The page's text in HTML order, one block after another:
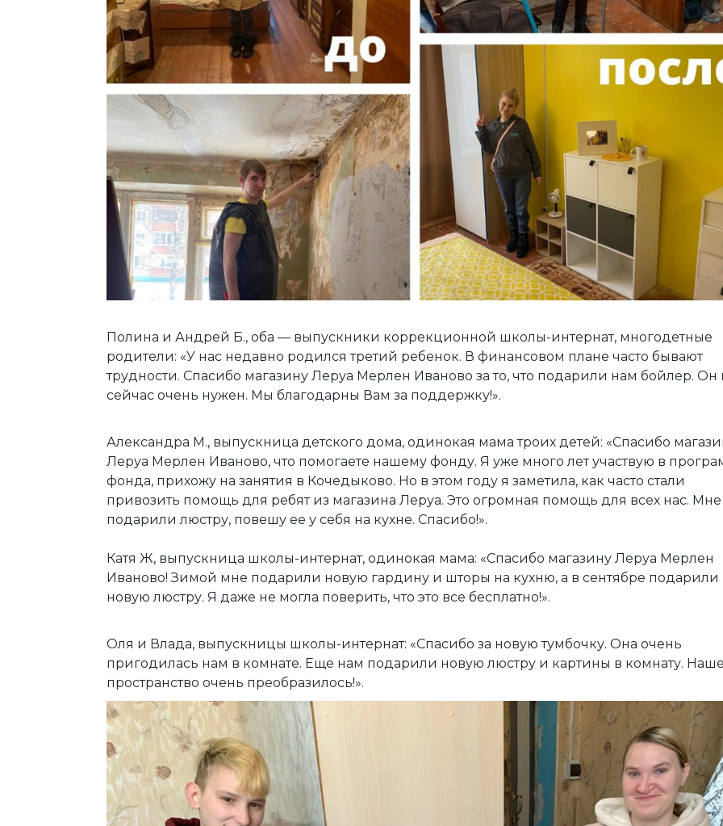
Полина и Андрей Б., оба — выпускники коррекционной школы-интернат, многодетные
родители: «У нас недавно родился третий ребенок. В финансовом плане часто бывают
трудности. Спасибо магазину Леруа Мерлен Иваново за то, что подарили нам бойлер. Он
сейчас очень нужен. Мы благодарны Вам за поддержку!».
Александра М., выпускница детского дома, одинокая мама троих детей: «Спасибо
Леруа Мерлен Иваново, что помогаете нашему фонду. Я уже много лет участвую в
фонда, прихожу на занятия в Кочедыково. Но в этом году я заметила, как часто стали
привозить помощь для ребят из магазина Леруа. Это огромная помощь для всех нас. Мне
подарили люстру, повешу ее у себя на кухне. Спасибо!».
Катя Ж, выпускница школы-интернат, одинокая мама: «Спасибо магазину Леруа Мерлен
Иваново! Зимой мне подарили новую гардину и шторы на кухню, а в сентябре подарили
новую люстру. Я даже не могла поверить, что это все бесплатно!».
Оля и Влада, выпускницы школы-интернат: «Спасибо за новую тумбочку. Она очень
пригодилась нам в комнате. Еще нам подарили новую люстру и картины в комнату.
пространство очень преобразилось!».